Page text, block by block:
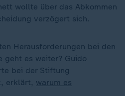
wollte über das Abkommen
verzögert sich.
Herausforderungen bei den
geht es weiter? Guido
bei der Stiftung
erklärt, warum es